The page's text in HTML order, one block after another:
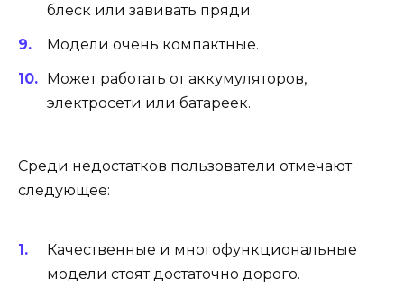
блеск или завивать пряди.
Модели очень компактные.
Может работать от аккумуляторов,
электросети или батареек.
Среди недостатков пользователи отмечают
следующее:
Качественные и многофункциональные
модели стоят достаточно дорого.